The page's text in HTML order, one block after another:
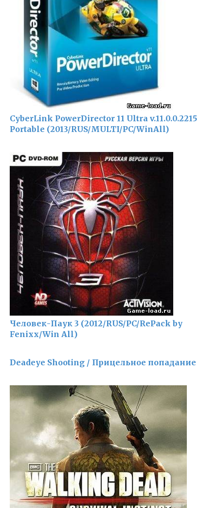
CyberLink PowerDirector 11 Ultra v.11.0.0.2215
Portable (2013/RUS/MULTI/PC/WinAll)
Человек-Паук 3 (2012/RUS/PC/RePack by
Fenixx/Win All)
Deadeye Shooting / Прицельное попадание